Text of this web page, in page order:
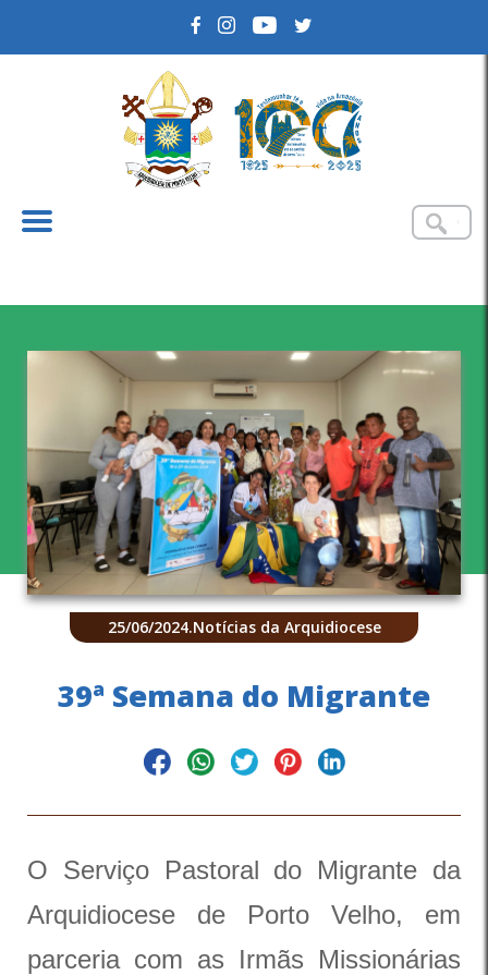
25/06/2024.Notícias da Arquidiocese
39ª Semana do Migrante
O Serviço Pastoral do Migrante da
Arquidiocese de Porto Velho, em
parceria com as Irmãs Missionárias